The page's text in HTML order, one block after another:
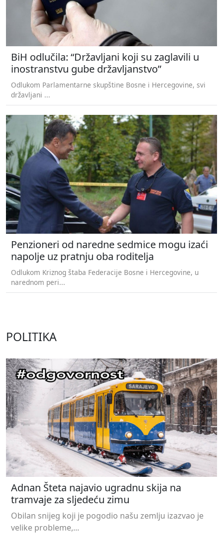
BiH odlučila: “Državljani koji su zaglavili u
inostranstvu gube državljanstvo”
Odlukom Parlamentarne skupštine Bosne i Hercegovine, svi
državljani ...
Penzioneri od naredne sedmice mogu izaći
napolje uz pratnju oba roditelja
Odlukom Kriznog štaba Federacije Bosne i Hercegovine, u
narednom peri...
POLITIKA
Adnan Šteta najavio ugradnu skija na
tramvaje za sljedeću zimu
Obilan snijeg koji je pogodio našu zemlju izazvao je
velike probleme,...